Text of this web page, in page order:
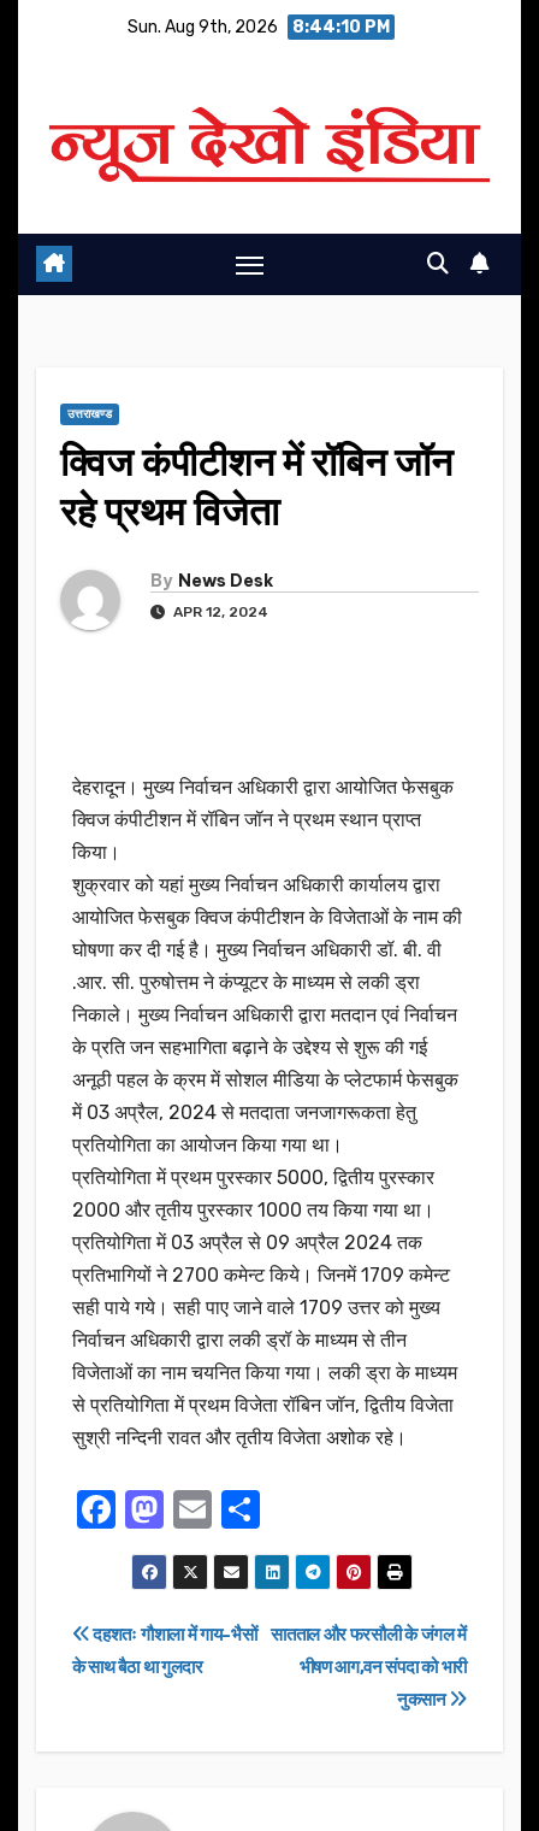
Sun. Aug 9th, 2026 8:44:11 PM
उत्तराखण्ड
क्विज कंपीटीशन में रॉबिन जॉन
रहे प्रथम विजेता
By News Desk
APR 12, 2024
देहरादून। मुख्य निर्वाचन अधिकारी द्वारा आयोजित फेसबुक
क्विज कंपीटीशन में रॉबिन जॉन ने प्रथम स्थान प्राप्त
किया।
शुक्रवार को यहां मुख्य निर्वाचन अधिकारी कार्यालय द्वारा
आयोजित फेसबुक क्विज कंपीटीशन के विजेताओं के नाम की
घोषणा कर दी गई है। मुख्य निर्वाचन अधिकारी डॉ. बी. वी
.आर. सी. पुरुषोत्तम ने कंप्यूटर के माध्यम से लकी ड्रा
निकाले। मुख्य निर्वाचन अधिकारी द्वारा मतदान एवं निर्वाचन
के प्रति जन सहभागिता बढ़ाने के उद्देश्य से शुरू की गई
अनूठी पहल के क्रम में सोशल मीडिया के प्लेटफार्म फेसबुक
में 03 अप्रैल, 2024 से मतदाता जनजागरूकता हेतु
प्रतियोगिता का आयोजन किया गया था।
प्रतियोगिता में प्रथम पुरस्कार 5000, द्वितीय पुरस्कार
2000 और तृतीय पुरस्कार 1000 तय किया गया था।
प्रतियोगिता में 03 अप्रैल से 09 अप्रैल 2024 तक
प्रतिभागियों ने 2700 कमेन्ट किये। जिनमें 1709 कमेन्ट
सही पाये गये। सही पाए जाने वाले 1709 उत्तर को मुख्य
निर्वाचन अधिकारी द्वारा लकी ड्रॉ के माध्यम से तीन
विजेताओं का नाम चयनित किया गया। लकी ड्रा के माध्यम
से प्रतियोगिता में प्रथम विजेता रॉबिन जॉन, द्वितीय विजेता
सुश्री नन्दिनी रावत और तृतीय विजेता अशोक रहे।
F
a
c
e
b
o
M
a
st
o
d
n
E
m
ail
h
ar
e
Post
navigation
सातताल और फरसौली के जंगल में
भीषण आग,वन संपदा को भारी
नुकसान
दहशतः गौशाला में गाय-भैसों
के साथ बैठा था गुलदार